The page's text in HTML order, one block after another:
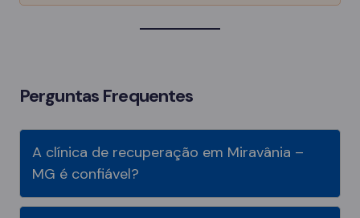
Perguntas Frequentes
A clínica de recuperação em Miravânia –
MG é confiável?